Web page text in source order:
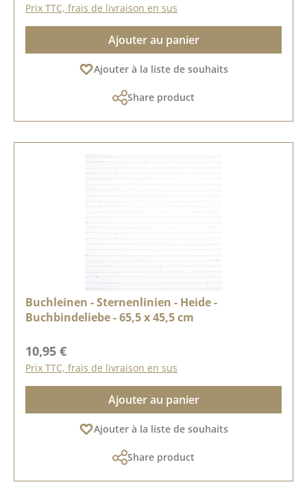
Prix TTC, frais de livraison en sus
Ajouter au panier
Ajouter à la liste de souhaits
Share product
Buchleinen - Sternenlinien - Heide -
Buchbindeliebe - 65,5 x 45,5 cm
Prix régulier :
10,95 €
Prix TTC, frais de livraison en sus
Ajouter au panier
Ajouter à la liste de souhaits
Share product